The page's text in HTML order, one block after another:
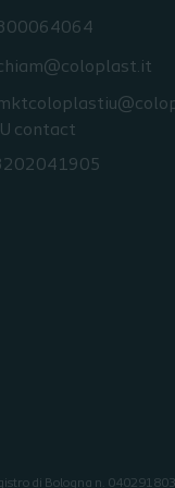
IU contact
di Bologna n.